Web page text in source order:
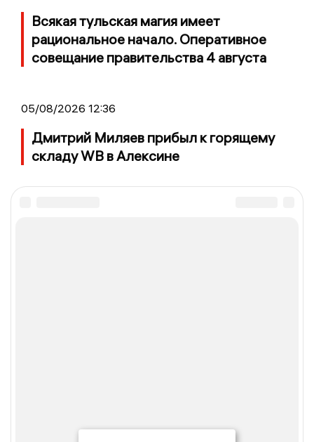
Всякая тульская магия имеет
рациональное начало. Оперативное
совещание правительства 4 августа
05/08/2026 12:36
Дмитрий Миляев прибыл к горящему
складу WB в Алексине